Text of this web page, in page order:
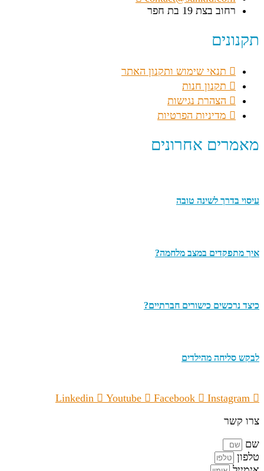
רחוב בצת 19 בת חפר
תקנונים
תנאי שימוש ותקנון האתר
תקנון חנות
הצהרת נגישות
מדיניות הפרטיות
מאמרים אחרונים
עיסוי בדרך לשינה טובה
איך מתפקדים במצב מלחמה?
כיצד נרכשים כישורים חברתיים?
לבקש סליחה מהילדים
Linkedin Youtube Facebook
Instagram
צרו קשר
שם
טלפון